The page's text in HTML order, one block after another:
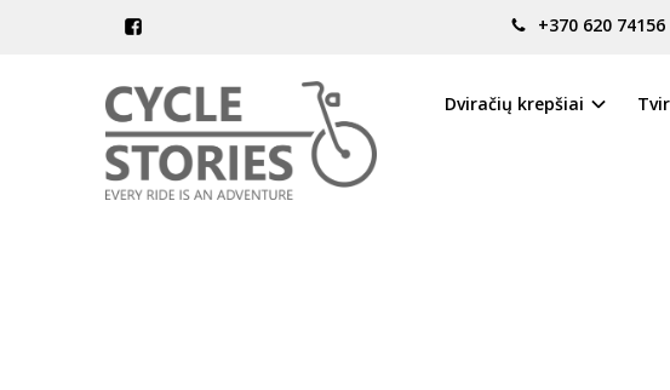
+370 620 74156
Dviračių krepšiai
DOVANŲ KUPONAS 200 EUR